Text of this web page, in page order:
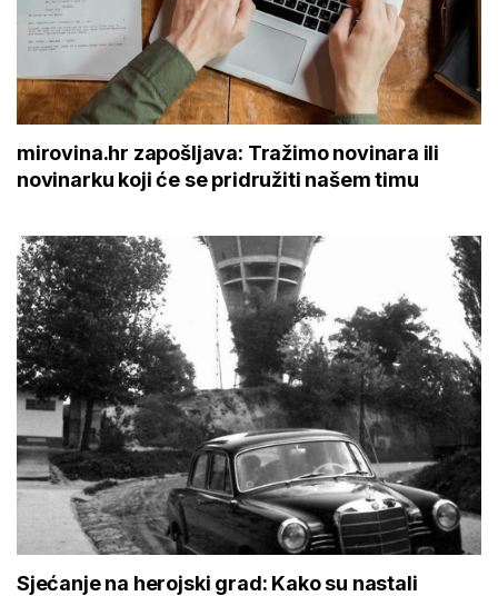
mirovina.hr zapošljava: Tražimo novinara ili
novinarku koji će se pridružiti našem timu
Sjećanje na herojski grad: Kako su nastali